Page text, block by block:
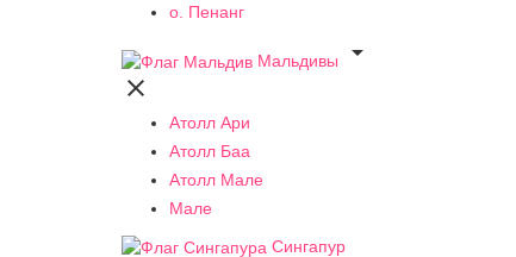
о. Пенанг
Мальдивы


Атолл Ари
Атолл Баа
Атолл Мале
Мале
Сингапур